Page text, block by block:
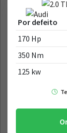
Por defeito
170 Hp
350 Nm
125 kw